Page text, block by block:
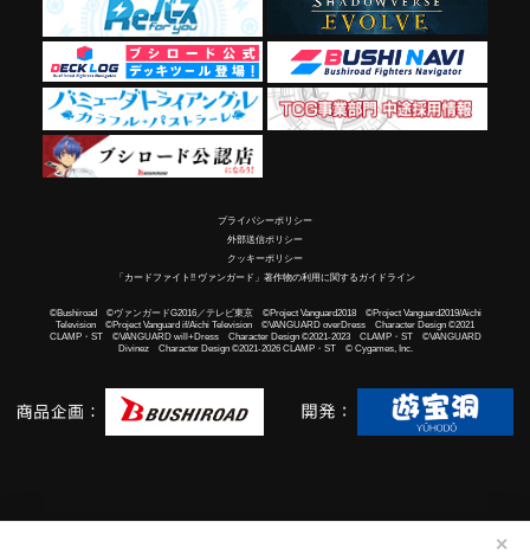
✕
プライバシーポリシー
外部送信ポリシー
クッキーポリシー
「カードファイト!! ヴァンガード」著作物の利用に関するガイドライン
©Bushiroad ©ヴァンガードG2016／テレビ東京 ©Project Vanguard2018 ©Project Vanguard2019/Aichi
Television ©Project Vanguard if/Aichi Television ©VANGUARD overDress Character Design ©2021
CLAMP・ST ©VANGUARD will+Dress Character Design ©2021-2023 CLAMP・ST ©VANGUARD
Divinez Character Design ©2021-2026 CLAMP・ST © Cygames, Inc.